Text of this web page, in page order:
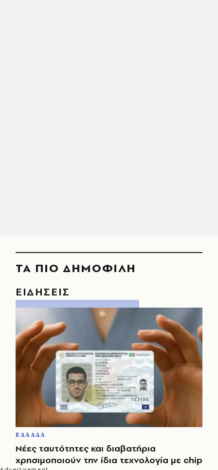
ΤΑ ΠΙΟ ΔΗΜΟΦΙΛΗ
ΕΙΔΗΣΕΙΣ
ΕΛΛΑΔΑ
Νέες ταυτότητες και διαβατήρια
χρησιμοποιούν την ίδια τεχνολογία με chip